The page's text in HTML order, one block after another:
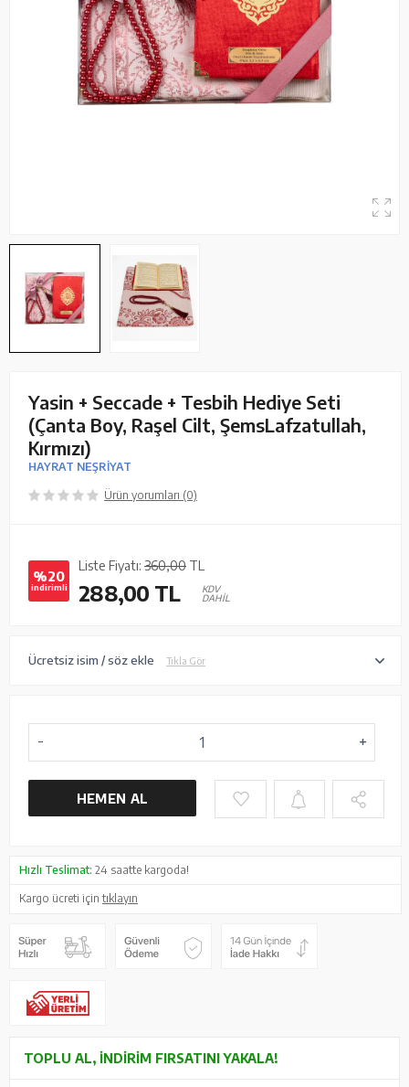
Yasin + Seccade + Tesbih Hediye Seti
(Çanta Boy, Raşel Cilt, ŞemsLafzatullah,
Kırmızı)
HAYRAT NEŞRİYAT
Ürün yorumları (0)
%20
indirimli
Liste Fiyatı: 360,00 TL
288,00 TL
KDV
DAHİL
Ücretsiz isim / söz ekle Tıkla Gör
HEMEN AL
Hızlı Teslimat: 24 saatte kargoda!
Kargo ücreti içintıklayın
TOPLU AL, İNDIRIM FIRSATINI YAKALA!